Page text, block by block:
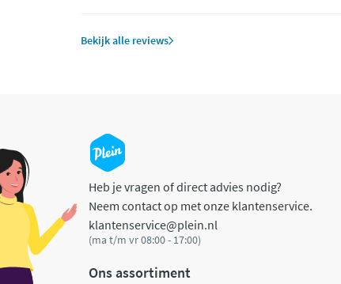
Bekijk alle reviews
Heb je vragen of direct advies nodig?
Neem contact op met onze klantenservice.
klantenservice@plein.nl
(ma t/m vr 08:00 - 17:00)
Ons assortiment